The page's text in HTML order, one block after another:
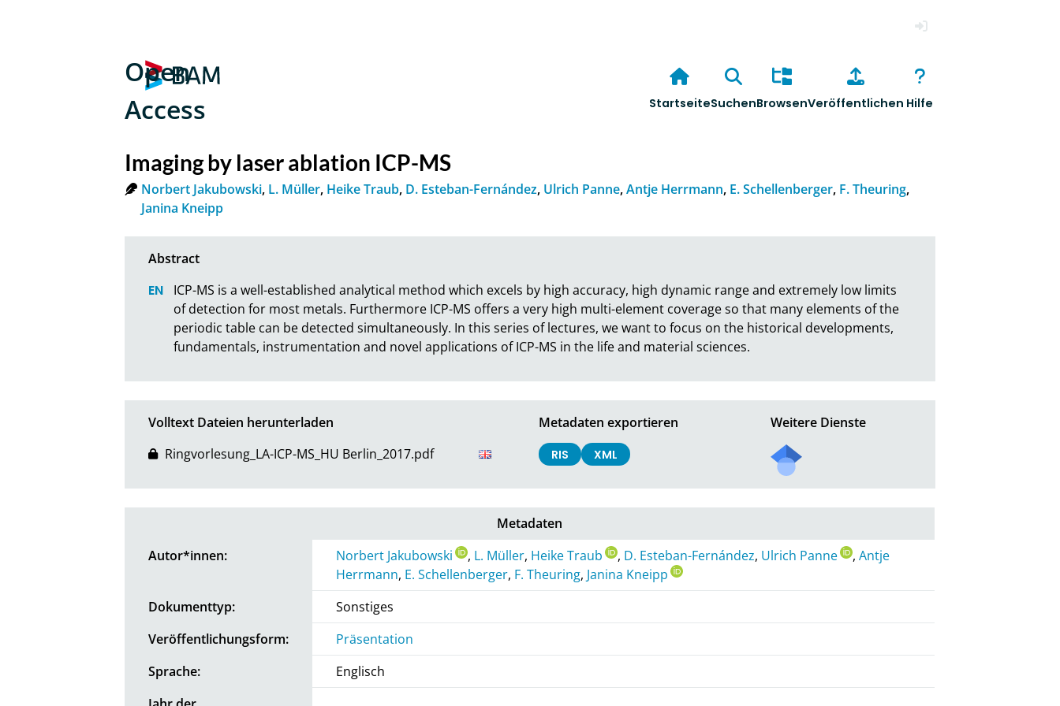
Open
Access
StartseiteSuchenBrowsenVeröffentlichen Hilfe
Imaging by laser ablation ICP-MS
Norbert Jakubowski, L. Müller, Heike Traub, D. Esteban-Fernández, Ulrich Panne,Antje Herrmann, E. Schellenberger, F. Theuring,
Janina Kneipp
ICP-MS is a well-established analytical method which excels by high accuracy, high dynamic range and extremely low limits
of detection for most metals. Furthermore ICP-MS offers a very high multi-element coverage so that many elements of the
periodic table can be detected simultaneously. In this series of lectures, we want to focus on the historical developments,
fundamentals, instrumentation and novel applications of ICP-MS in the life and material sciences.
Volltext Dateien herunterladen
Ringvorlesung_LA-ICP-MS_HU Berlin_2017.pdf
Metadaten exportieren
RIS XML
Weitere Dienste
Metadaten
Autor*innen:
Norbert Jakubowski , L. Müller, Heike Traub , D. Esteban-Fernández, Ulrich Panne ,Antje
Herrmann, E. Schellenberger, F. Theuring, Janina Kneipp
Dokumenttyp:
Sonstiges
Veröffentlichungsform:
Präsentation
Sprache:
Englisch